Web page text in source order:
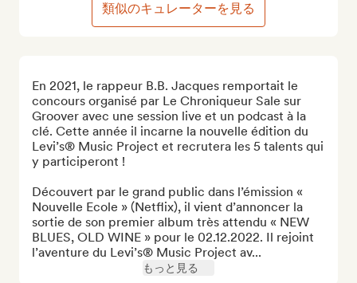
En 2021, le rappeur B.B. Jacques remportait le
concours organisé par Le Chroniqueur Sale sur
Groover avec une session live et un podcast à la
clé. Cette année il incarne la nouvelle édition du
Levi’s® Music Project et recrutera les 5 talents qui
y participeront !
Découvert par le grand public dans l’émission «
Nouvelle Ecole » (Netflix), il vient d’annoncer la
sortie de son premier album très attendu « NEW
BLUES, OLD WINE » pour le 02.12.2022. Il rejoint
l’aventure du Levi’s® Music Project av...
もっと見る
類似のキュレーターを見る